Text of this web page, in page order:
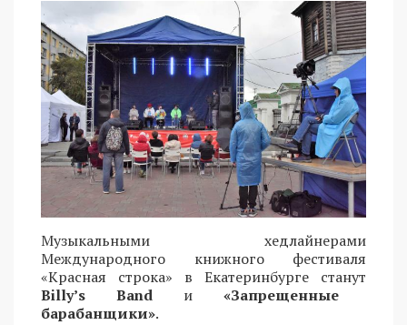
Музыкальными хедлайнерами
Международного книжного фестиваля
«Красная строка» в Екатеринбурге станут
Billy’s Band и «Запрещенные
барабанщики».